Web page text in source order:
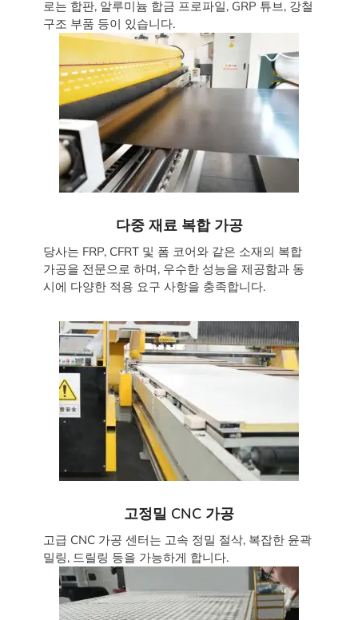
로는 합판, 알루미늄 합금 프로파일, GRP 튜브, 강철
구조 부품 등이 있습니다.
다중 재료 복합 가공
당사는 FRP, CFRT 및 폼 코어와 같은 소재의 복합
가공을 전문으로 하며, 우수한 성능을 제공함과 동
시에 다양한 적용 요구 사항을 충족합니다.
고정밀 CNC 가공
고급 CNC 가공 센터는 고속 정밀 절삭, 복잡한 윤곽
밀링, 드릴링 등을 가능하게 합니다.